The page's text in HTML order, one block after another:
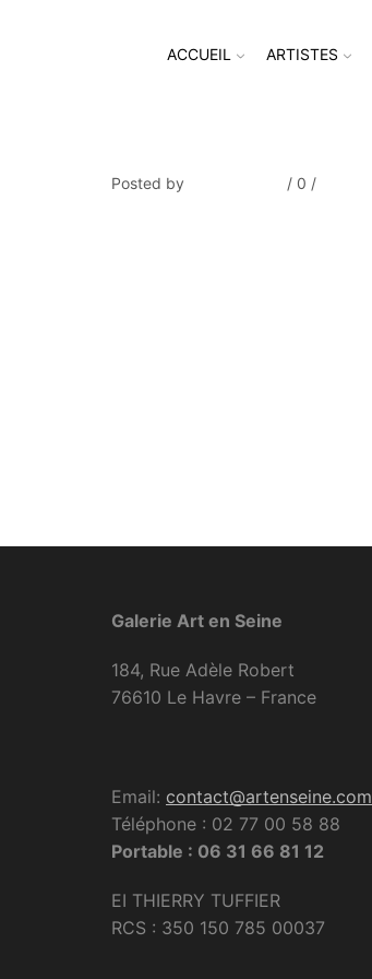
ACCUEIL ARTISTES
Posted by / 0 /
Galerie Art en Seine
184, Rue Adèle Robert
76610 Le Havre – France
Email: contact@artenseine.com
Téléphone : 02 77 00 58 88
Portable : 06 31 66 81 12
EI THIERRY TUFFIER
RCS : 350 150 785 00037